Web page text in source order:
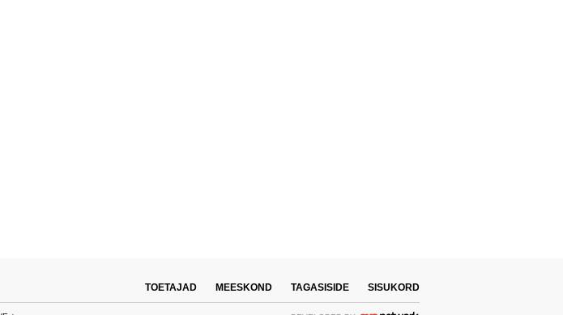
TOETAJAD MEESKOND TAGASISIDE SISUKORD